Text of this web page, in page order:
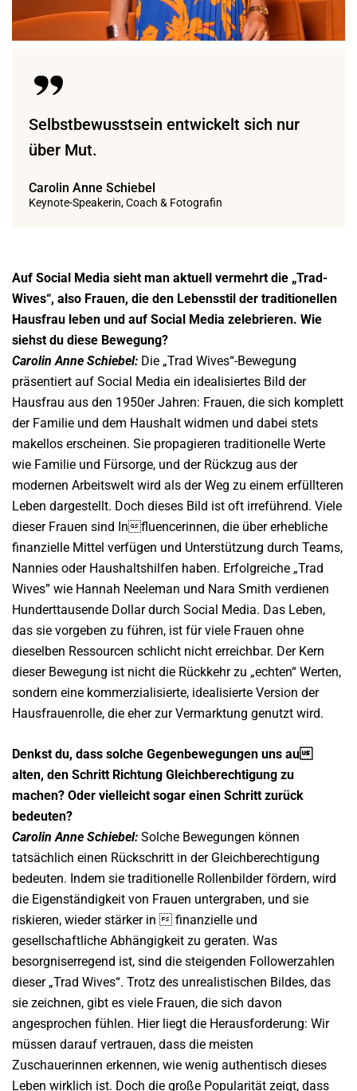
Selbstbewusstsein entwickelt sich nur
über Mut.
Carolin Anne Schiebel
Keynote-Speakerin, Coach & Fotografin
Auf Social Media sieht man aktuell vermehrt die „Trad-
Wives“, also Frauen, die den Lebensstil der traditionellen
Hausfrau leben und auf Social Media zelebrieren. Wie
siehst du diese Bewegung?
Carolin Anne Schiebel: Die „Trad Wives“-Bewegung
präsentiert auf Social Media ein idealisiertes Bild der
Hausfrau aus den 1950er Jahren: Frauen, die sich komplett
der Familie und dem Haushalt widmen und dabei stets
makellos erscheinen. Sie propagieren traditionelle Werte
wie Familie und Fürsorge, und der Rückzug aus der
modernen Arbeitswelt wird als der Weg zu einem erfüllteren
Leben dargestellt. Doch dieses Bild ist oft irreführend. Viele
dieser Frauen sind Influencerinnen, die über erhebliche
finanzielle Mittel verfügen und Unterstützung durch Teams,
Nannies oder Haushaltshilfen haben. Erfolgreiche „Trad
Wives” wie Hannah Neeleman und Nara Smith verdienen
Hunderttausende Dollar durch Social Media. Das Leben,
das sie vorgeben zu führen, ist für viele Frauen ohne
dieselben Ressourcen schlicht nicht erreichbar. Der Kern
dieser Bewegung ist nicht die Rückkehr zu „echten“ Werten,
sondern eine kommerzialisierte, idealisierte Version der
Hausfrauenrolle, die eher zur Vermarktung genutzt wird.
Denkst du, dass solche Gegenbewegungen uns au
alten, den Schritt Richtung Gleichberechtigung zu
machen? Oder vielleicht sogar einen Schritt zurück
bedeuten?
Carolin Anne Schiebel: Solche Bewegungen können
tatsächlich einen Rückschritt in der Gleichberechtigung
bedeuten. Indem sie traditionelle Rollenbilder fördern, wird
die Eigenständigkeit von Frauen untergraben, und sie
riskieren, wieder stärker in  finanzielle und
gesellschaftliche Abhängigkeit zu geraten. Was
besorgniserregend ist, sind die steigenden Followerzahlen
dieser „Trad Wives“. Trotz des unrealistischen Bildes, das
sie zeichnen, gibt es viele Frauen, die sich davon
angesprochen fühlen. Hier liegt die Herausforderung: Wir
müssen darauf vertrauen, dass die meisten
Zuschauerinnen erkennen, wie wenig authentisch dieses
Leben wirklich ist. Doch die große Popularität zeigt, dass